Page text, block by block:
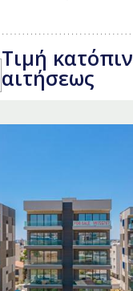
Τιμή κατόπιν
αιτήσεως